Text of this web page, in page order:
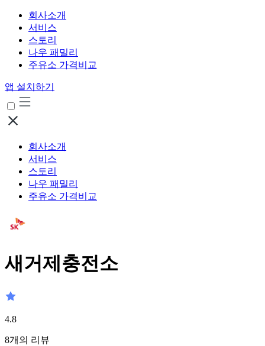
회사소개
서비스
스토리
나우 패밀리
주유소 가격비교
앱 설치하기
회사소개
서비스
스토리
나우 패밀리
주유소 가격비교
새거제충전소
4.8
8개의 리뷰